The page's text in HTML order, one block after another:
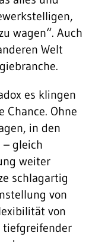
wagen“. Auch
Welt
es klingen
Chance. Ohne
in den
gleich
weiter
schlagartig
von
von
tiefgreifender